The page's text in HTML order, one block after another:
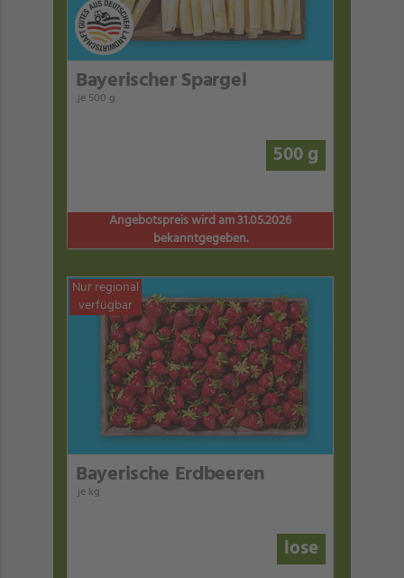
500 g
Bayerischer Spargel
je 500 g
Angebotspreis wird am 31.05.2026
bekanntgegeben.
Nur regional
verfügbar
lose
Bayerische Erdbeeren
je kg